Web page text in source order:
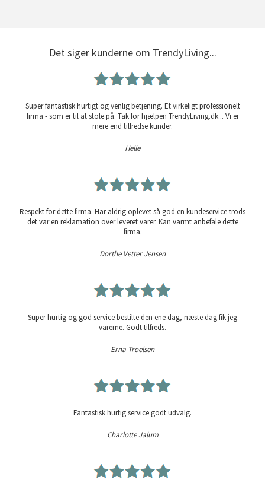
Det siger kunderne om TrendyLiving...
Super fantastisk hurtigt og venlig betjening. Et virkeligt professionelt
firma - som er til at stole på. Tak for hjælpen TrendyLiving.dk... Vi er
mere end tilfredse kunder.
Helle
Respekt for dette firma. Har aldrig oplevet så god en kundeservice trods
det var en reklamation over leveret varer. Kan varmt anbefale dette
firma.
Dorthe Vetter Jensen
Super hurtig og god service bestilte den ene dag, næste dag fik jeg
varerne. Godt tilfreds.
Erna Troelsen
Fantastisk hurtig service godt udvalg.
Charlotte Jalum